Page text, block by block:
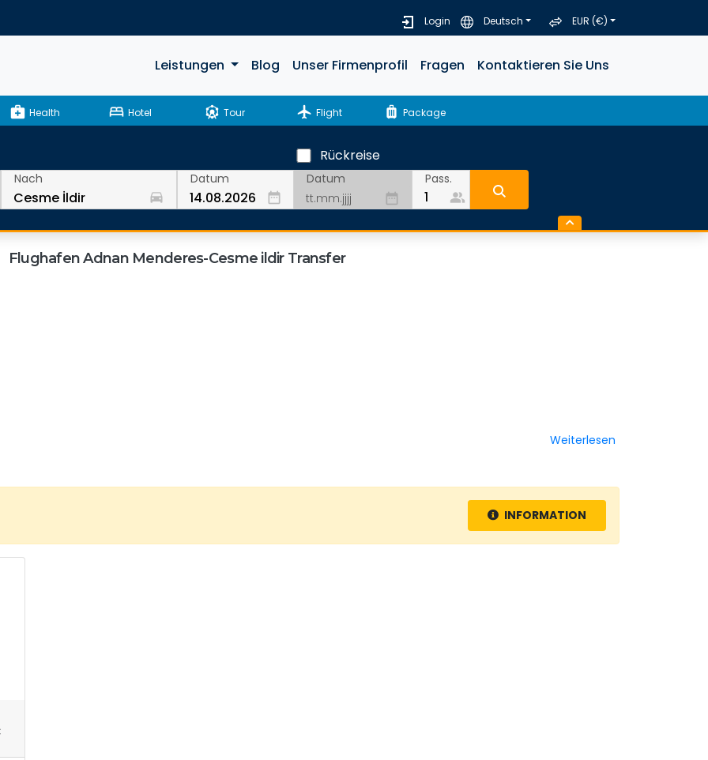
Login Deutsch EUR (€)
Leistungen Blog Unser Firmenprofil Fragen Kontaktieren Sie Uns
medical_services Health bed Hotel attractions Tour flight Flight luggage Package
Nach
drive_eta
Datum
date_range
Rückreise
Datum
date_range
Pass.
people_alt
Flughafen Adnan Menderes-Cesme ildir Transfer
Weiterlesen
INFORMATION